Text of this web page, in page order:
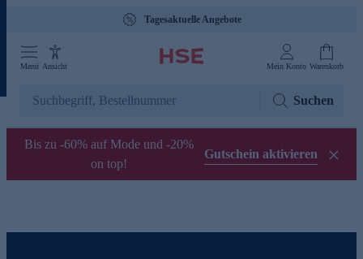
Tagesaktuelle Angebote
Menü Ansicht Mein Konto Warenkorb
Suchen
Bis zu -60% auf Mode und -20%
on top!
Gutschein aktivieren